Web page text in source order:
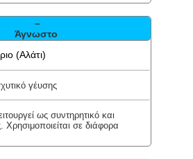
–
Άγνωστο
(Αλάτι)
γέυσης
ως συντηρητικό και
Χρησιμοποιείται σε διάφορα